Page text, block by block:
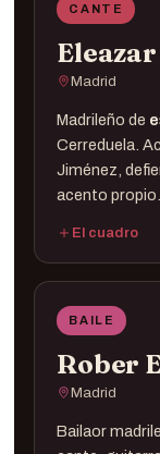
CANTE
Madrid
Madrileño de
Cerreduela.
Jiménez,
acento propio.
El cuadro
Cante ·
BAILE
Rober
Madrid
Bailaor